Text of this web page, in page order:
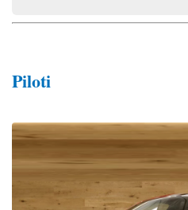
Piloti